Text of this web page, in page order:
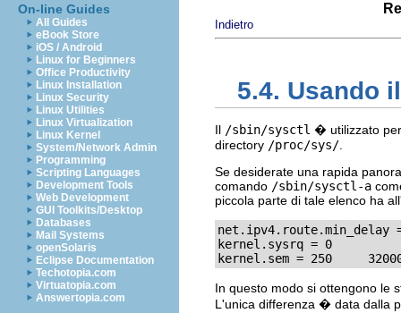
On-line Guides
All Guides
eBook Store
iOS / Android
Linux for Beginners
Office Productivity
Linux Installation
Linux Security
Linux Utilities
Linux Virtualization
Linux Kernel
System/Network Admin
Programming
Scripting Languages
Development Tools
Web Development
GUI Toolkits/Desktop
Databases
Mail Systems
openSolaris
Eclipse Documentation
Techotopia.com
Virtuatopia.com
Answertopia.com
Indietro
5.4. Usando
Il /sbin/sysctl � utilizzato
directory /proc/sys/
Se desiderate una rapida
comando /sbin/sysctl-a
piccola parte di tale elenco ha
net.ipv4.route.min_delay
kernel.sysrq = 0
kernel.sem = 250
In questo modo si ottengono le
L'unica differenza � data dalla